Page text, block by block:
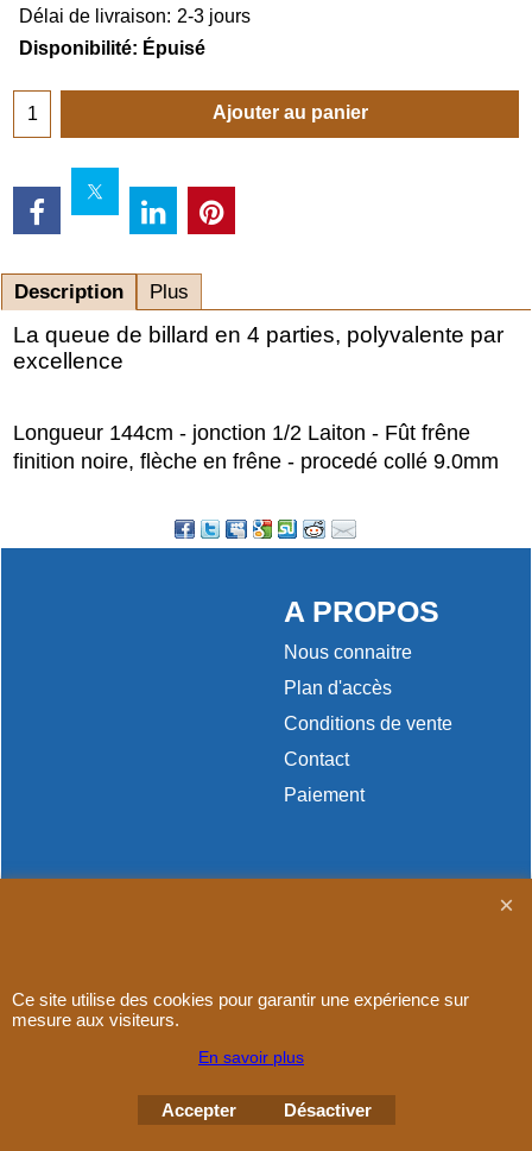
Délai de livraison: 2-3 jours
Disponibilité: Épuisé
Ajouter au panier
Description Plus
La queue de billard en 4 parties, polyvalente par
excellence
Longueur 144cm - jonction 1/2 Laiton - Fût frêne
finition noire, flèche en frêne - procedé collé 9.0mm
A PROPOS
Nous connaitre
Plan d'accès
Conditions de vente
Contact
Paiement
Ce site utilise des cookies pour garantir une expérience sur
mesure aux visiteurs.
En savoir plus
Accepter Désactiver